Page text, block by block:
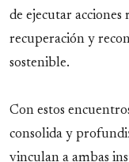
de ejecutar
recuperación y
sostenible.
Con estos
consolida y
vinculan a ambas